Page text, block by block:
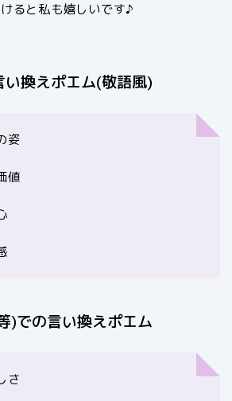
ると私も嬉しいです♪
い換えポエム(敬語風)
姿
値
)での言い換えポエム
さ